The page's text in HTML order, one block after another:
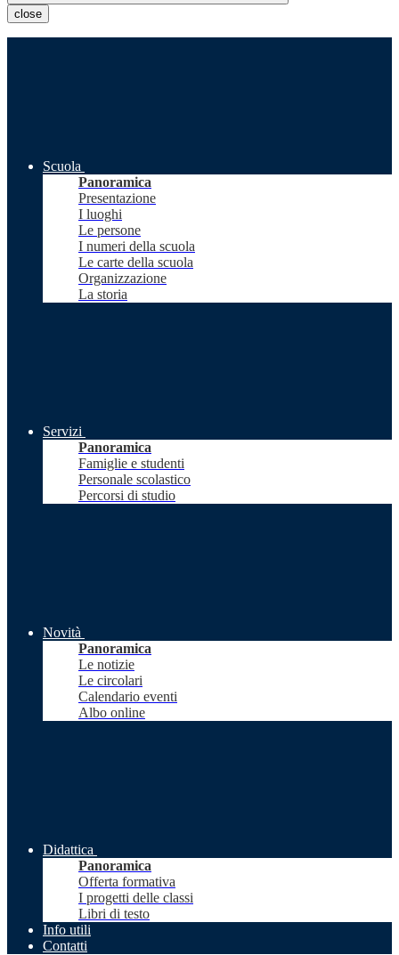
close
Scuola
Panoramica
Presentazione
I luoghi
Le persone
I numeri della scuola
Le carte della scuola
Organizzazione
La storia
Servizi
Panoramica
Famiglie e studenti
Personale scolastico
Percorsi di studio
Novità
Panoramica
Le notizie
Le circolari
Calendario eventi
Albo online
Didattica
Panoramica
Offerta formativa
I progetti delle classi
Libri di testo
Info utili
Contatti